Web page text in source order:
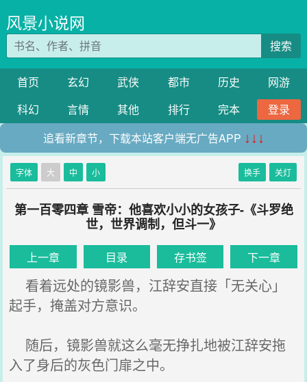
风景小说网
搜索
首页 玄幻 武侠 都市 历史
网游
科幻
言情 其他 排行 完本
登录
追看新章节，下载本站客户端无广告APP ↓↓↓
字体 大 中 小 换手 关灯
第一百零四章 雪帝：他喜欢小小的女孩子-《斗罗绝
世，世界调制，但斗一》
上一章 目录 存书签 下一章
看着远处的镜影兽，江辞安直接「无关心」
起手，掩盖对方意识。
随后，镜影兽就这么毫无挣扎地被江辞安拖
入了身后的灰色门扉之中。